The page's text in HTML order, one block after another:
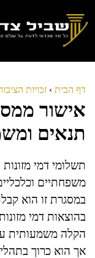
לתוכן
דף הבית › זכויות
אישור ממס
תנאים
תשלומי דמי
משפחתיים
במסגרת זו הוא
בהוצאות דמי
הקלה משמעותית
אך הוא כרוך